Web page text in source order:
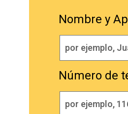
Nombre y
Número de